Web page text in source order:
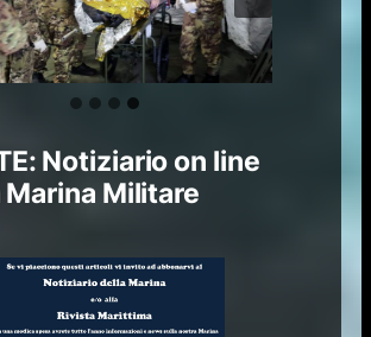
Notiziario on line
Marina Militare